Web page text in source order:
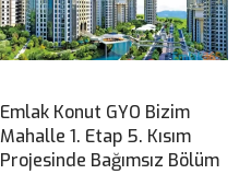
Emlak Konut GYO Bizim
Mahalle 1. Etap 5. Kısım
Projesinde Bağımsız Bölüm